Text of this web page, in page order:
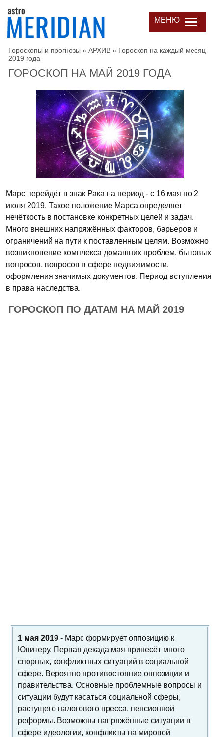
МЕНЮ
Гороскопы и прогнозы » АРХИВ » Гороскоп на каждый месяц
2019 года
ГОРОСКОП НА МАЙ 2019 ГОДА
Марс перейдёт в знак Рака на период - с 16 мая по 2
июля 2019. Такое положение Марса определяет
нечёткость в постановке конкретных целей и задач.
Много внешних напряжённых факторов, барьеров и
ограничений на пути к поставленным целям. Возможно
возникновение комплекса домашних проблем, бытовых
вопросов, вопросов в сфере недвижимости,
оформления значимых документов. Период вступления
в права наследства.
ГОРОСКОП ПО ДАТАМ НА МАЙ 2019
1 мая 2019 - Марс формирует оппозицию к
Юпитеру. Первая декада мая принесёт много
спорных, конфликтных ситуаций в социальной
сфере. Вероятно противостояние оппозиции и
правительства. Основные проблемные вопросы и
ситуации будут касаться социальной сферы,
растущего налогового пресса, пенсионной
реформы. Возможны напряжённые ситуации в
сфере идеологии, конфликты на мировой